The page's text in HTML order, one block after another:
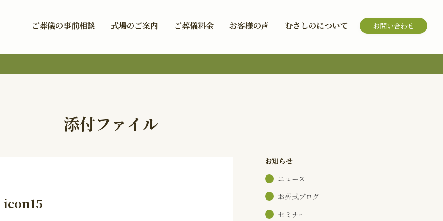
ご葬儀の事前相談 式場のご案内 ご葬儀料金 お客様の声 むさしのについて お問い合わせ
添付ファイル
お知らせ
ニュース
お葬式ブログ
セミナｰ